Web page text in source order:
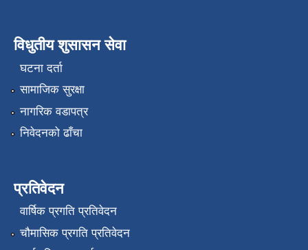
विधुतीय शुसासन सेवा
घटना दर्ता
सामाजिक सुरक्षा
नागरिक वडापत्र
निवेदनको ढाँचा
प्रतिवेदन
वार्षिक प्रगति प्रतिवेदन
चौमासिक प्रगति प्रतिवेदन